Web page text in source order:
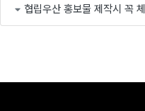
협립우산 홍보물 제작시 꼭